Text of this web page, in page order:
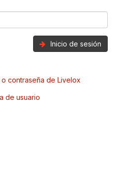
Inicio de sesión
contraseña de Livelox
de usuario